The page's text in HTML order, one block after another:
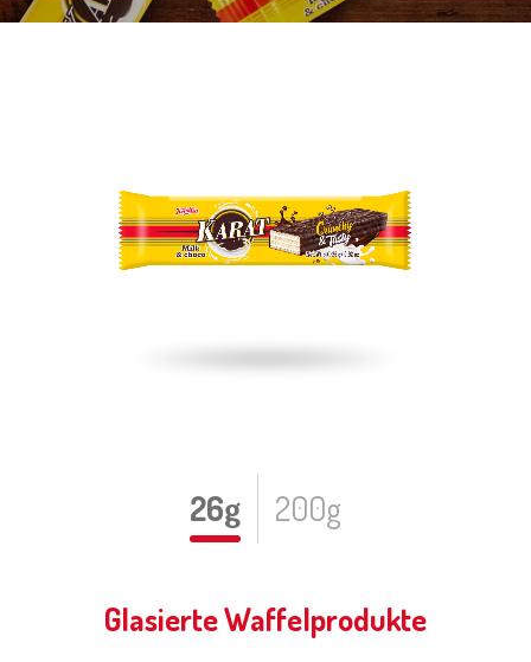
26g 200g
Glasierte Waffelprodukte